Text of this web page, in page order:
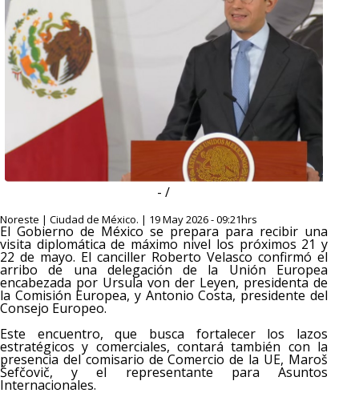
- /
Noreste | Ciudad de México. | 19 May 2026 - 09:21hrs
El Gobierno de México se prepara para recibir una
visita diplomática de máximo nivel los próximos 21 y
22 de mayo. El canciller Roberto Velasco confirmó el
arribo de una delegación de la Unión Europea
encabezada por Ursula von der Leyen, presidenta de
la Comisión Europea, y Antonio Costa, presidente del
Consejo Europeo.
Este encuentro, que busca fortalecer los lazos
estratégicos y comerciales, contará también con la
presencia del comisario de Comercio de la UE, Maroš
Šefčovič, y el representante para Asuntos
Internacionales.